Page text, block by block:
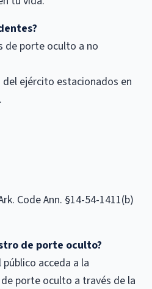
de porte oculto a no
ejército estacionados en
Code Ann. §14-54-1411(b)
de porte oculto?
acceda a la
porte oculto a través de la